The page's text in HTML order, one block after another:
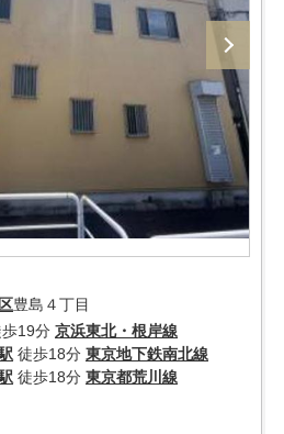
豊島４丁目
19分 京浜東北・根岸線
徒歩18分 東京地下鉄南北線
徒歩18分 東京都荒川線